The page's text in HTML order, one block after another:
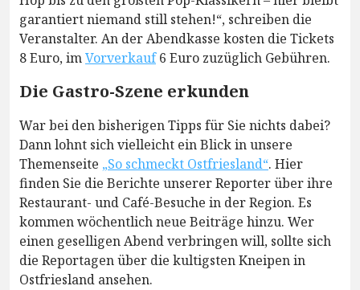
garantiert niemand still stehen!“, schreiben die
Veranstalter. An der Abendkasse kosten die Tickets
8 Euro, imVorverkauf6 Euro zuzüglich Gebühren.
Die Gastro-Szene erkunden
War bei den bisherigen Tipps für Sie nichts dabei?
Dann lohnt sich vielleicht ein Blick in unsere
Themenseite „So schmeckt Ostfriesland“. Hier
finden Sie die Berichte unserer Reporter über ihre
Restaurant- und Café-Besuche in der Region. Es
kommen wöchentlich neue Beiträge hinzu. Wer
einen geselligen Abend verbringen will, sollte sich
die Reportagen über die kultigsten Kneipen in
Ostfriesland ansehen.